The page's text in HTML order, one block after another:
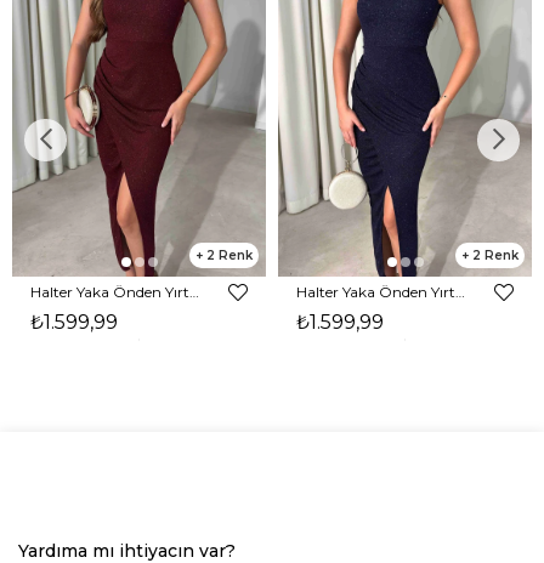
2
₺1.599,99
2
₺1.599,99
Yardıma mı ihtiyacın var?